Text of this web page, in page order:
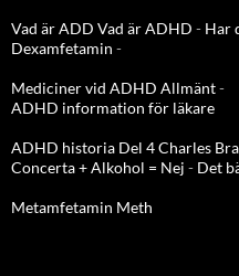
Vad är ADD Vad är ADHD - Har
Dexamfetamin -
Mediciner vid ADHD Allmänt-
ADHD information för läkare
ADHD historia Del 4 Charles
Concerta + Alkohol = Nej - Det
Metamfetamin Meth